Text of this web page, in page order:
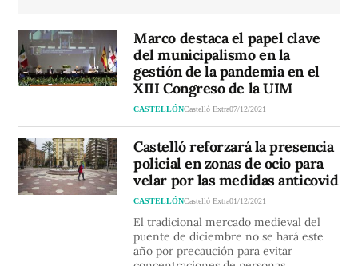
Marco destaca el papel clave
del municipalismo en la
gestión de la pandemia en el
XIII Congreso de la UIM
CASTELLÓNCastelló Extra07/12/2021
Castelló reforzará la presencia
policial en zonas de ocio para
velar por las medidas anticovid
CASTELLÓNCastelló Extra01/12/2021
El tradicional mercado medieval del
puente de diciembre no se hará este
año por precaución para evitar